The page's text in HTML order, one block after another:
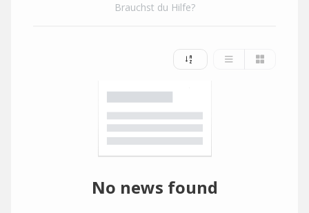
Brauchst du Hilfe?
No news found